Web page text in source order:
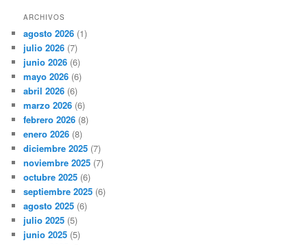
ARCHIVOS
agosto 2026 (1)
julio 2026 (7)
junio 2026 (6)
mayo 2026 (6)
abril 2026 (6)
marzo 2026 (6)
febrero 2026 (8)
enero 2026 (8)
diciembre 2025 (7)
noviembre 2025 (7)
octubre 2025 (6)
septiembre 2025 (6)
agosto 2025 (6)
julio 2025 (5)
junio 2025 (5)